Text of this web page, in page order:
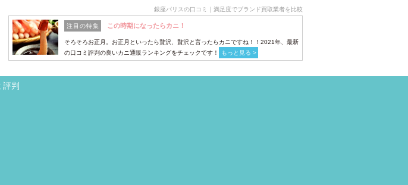
銀座パリスの口コミ｜満足度でブランド買取業者を比較
注目の特集 この時期になったらカニ！
そろそろお正月。お正月といったら贅沢、贅沢と言ったらカニですね！！2021年、最新
の口コミ評判の良いカニ通販ランキングをチェックです！
もっと見る >
判